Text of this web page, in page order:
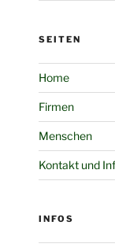
SEITEN
Home
Firmen
Menschen
Kontakt und
INFOS